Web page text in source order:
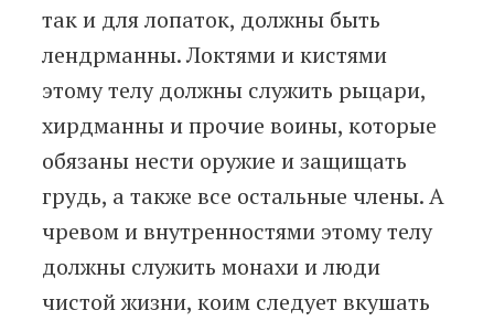
так и для лопаток, должны быть
лендрманны. Локтями и кистями
этому телу должны служить рыцари,
хирдманны и прочие воины, которые
обязаны нести оружие и защищать
грудь, а также все остальные члены. А
чревом и внутренностями этому телу
должны служить монахи и люди
чистой жизни, коим следует вкушать